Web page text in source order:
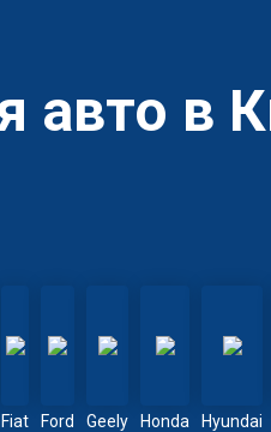
авто в
Fiat Ford Geely Honda Hyundai